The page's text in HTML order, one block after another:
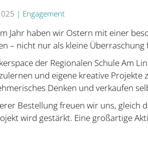
| Engagement
Jahr haben wir Ostern mit einer
– nicht nur als kleine
der Regionalen Schule Am
und eigene kreative
Denken und verkaufen
Bestellung freuen wir uns, gleich
wird gestärkt. Eine großartige